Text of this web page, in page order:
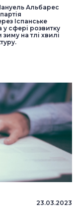
Альбарес
Іспанське
у сфері розвитку
на тлі хвилі
23.03.2023